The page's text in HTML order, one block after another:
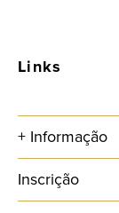
Links
+ Informação
Inscrição